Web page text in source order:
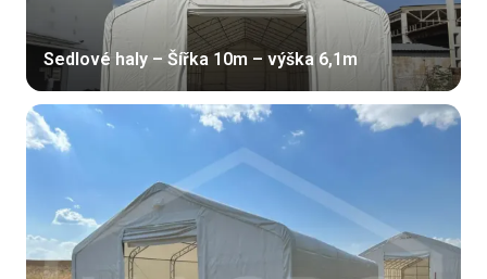
Sedlové haly – Šířka 10m – výška 6,1m